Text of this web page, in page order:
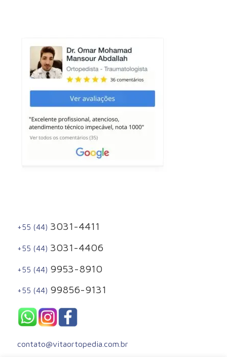
+55 (44) 3031-4411
+55 (44) 3031-4406
+55 (44) 9953-8910
+55 (44) 99856-9131
contato@vitaortopedia.com.br